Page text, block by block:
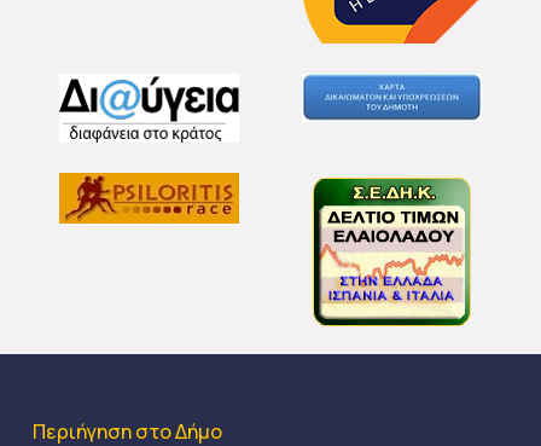
Περιήγηση στο Δήμο